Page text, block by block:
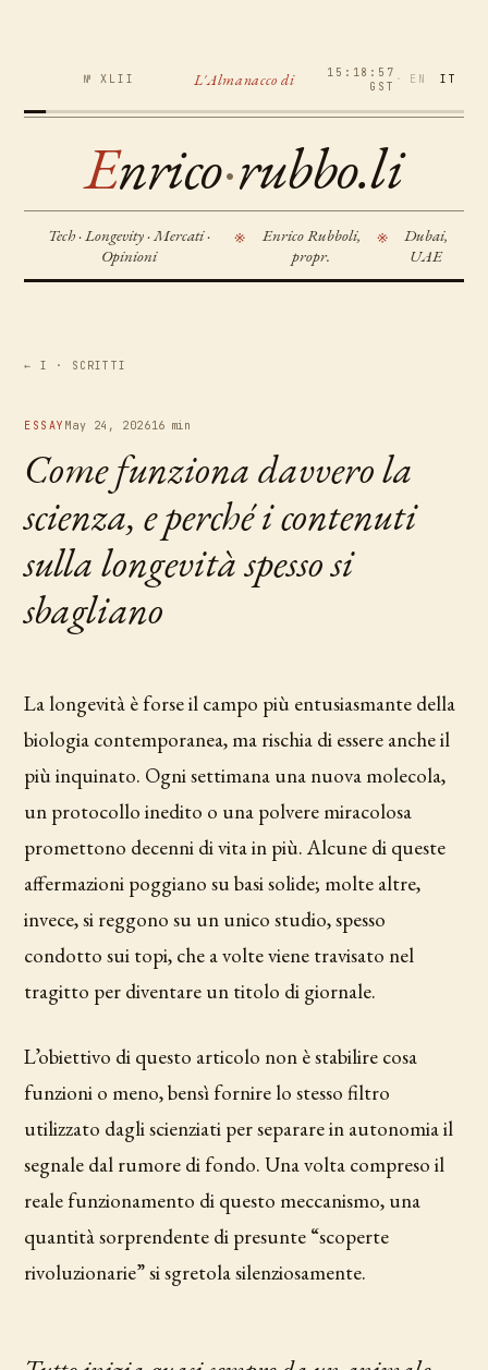
№ XLII L'Almanacco di
15:18:58
GST · EN IT
Enrico·rubbo.li
Tech · Longevity · Mercati ·
Opinioni
※
Enrico Rubboli,
propr.
※
Dubai,
UAE
← I · SCRITTI
ESSAY May 24, 202616 min
Come funziona davvero la
scienza, e perché i contenuti
sulla longevità spesso si
sbagliano
La longevità è forse il campo più entusiasmante della
biologia contemporanea, ma rischia di essere anche il
più inquinato. Ogni settimana una nuova molecola,
un protocollo inedito o una polvere miracolosa
promettono decenni di vita in più. Alcune di queste
affermazioni poggiano su basi solide; molte altre,
invece, si reggono su un unico studio, spesso
condotto sui topi, che a volte viene travisato nel
tragitto per diventare un titolo di giornale.
L’obiettivo di questo articolo non è stabilire cosa
funzioni o meno, bensì fornire lo stesso filtro
utilizzato dagli scienziati per separare in autonomia il
segnale dal rumore di fondo. Una volta compreso il
reale funzionamento di questo meccanismo, una
quantità sorprendente di presunte “scoperte
rivoluzionarie” si sgretola silenziosamente.